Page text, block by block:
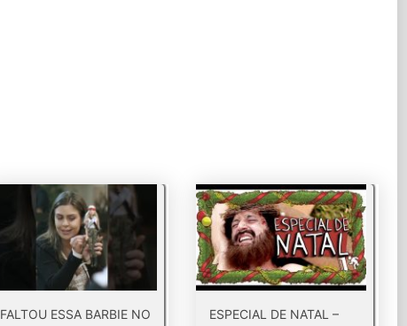
FALTOU ESSA BARBIE NO ESPECIAL DE NATAL –